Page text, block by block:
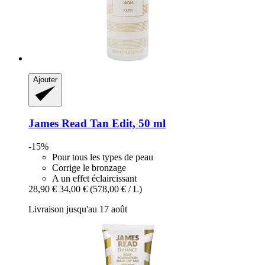
Ajouter
James Read Tan Edit, 50 ml
-15%
Pour tous les types de peau
Corrige le bronzage
A un effet éclaircissant
28,90 € 34,00 € (578,00 € / L)
Livraison jusqu'au 17 août